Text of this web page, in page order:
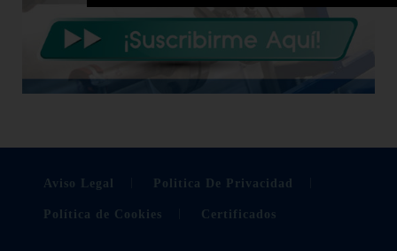
Aviso Legal Politica De Privacidad
Política de Cookies Certificados